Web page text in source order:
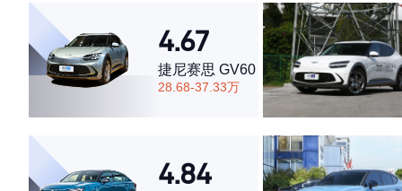
·空间表现一般，低于57%同级车
4.67
捷尼赛思 GV60
28.68-37.33万
4.84